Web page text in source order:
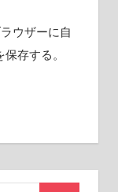
ウザーに自
存する。